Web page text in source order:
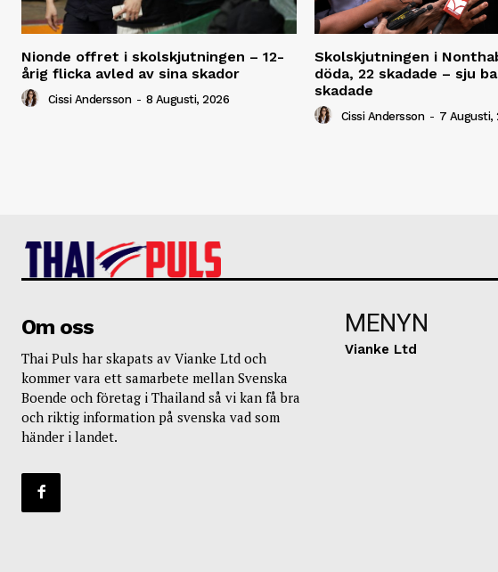
Nionde offret i skolskjutningen – 12-
årig flicka avled av sina skador
Cissi Andersson - 8 Augusti, 2026
Skolskjutningen i
döda, 22 skadade – sju
skadade
Cissi Andersson - 7 Augusti,
Om oss
Thai Puls har skapats av Vianke Ltd och
kommer vara ett samarbete mellan Svenska
Boende och företag i Thailand så vi kan få bra
och riktig information på svenska vad som
händer i landet.
MENYN
Vianke Ltd